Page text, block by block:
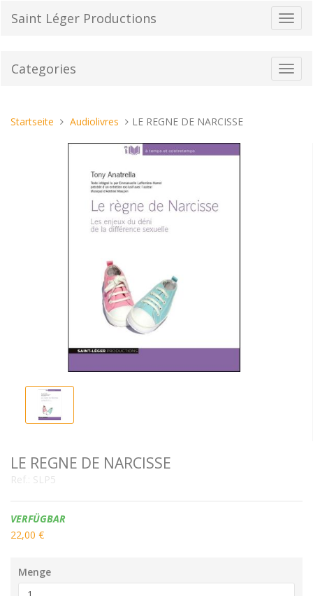
zumSaint Léger Productions
Categories
Sie
Startseite Audiolivres LE REGNE DE NARCISSE
LE REGNE DE NARCISSE
Ref.: SLP5
Verfügbarkeit:
VERFÜGBAR
22,00 €
Menge